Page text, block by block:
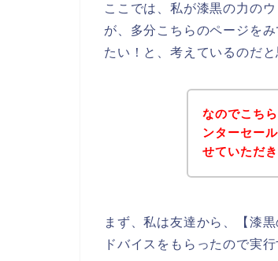
ここでは、私が漆黒の力の
が、多分こちらのページを
たい！と、考えているのだと
なのでこち
ンターセー
せていただき
まず、私は友達から、【漆
ドバイスをもらったので実